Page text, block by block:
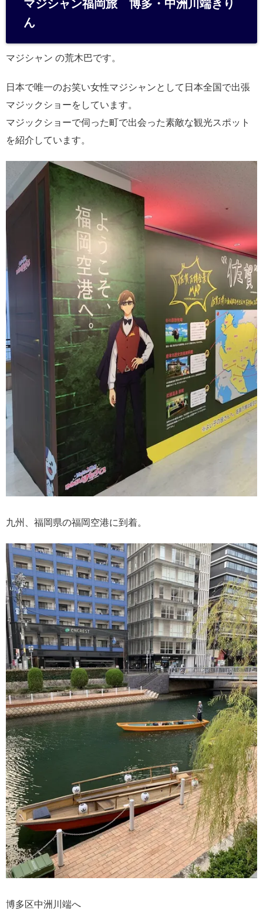
マジシャン福岡旅 博多・中洲川端きり
ん
マジシャン の荒木巴です。
日本で唯一のお笑い女性マジシャンとして日本全国で出張
マジックショーをしています。
マジックショーで伺った町で出会った素敵な観光スポット
を紹介しています。
九州、福岡県の福岡空港に到着。
博多区中洲川端へ